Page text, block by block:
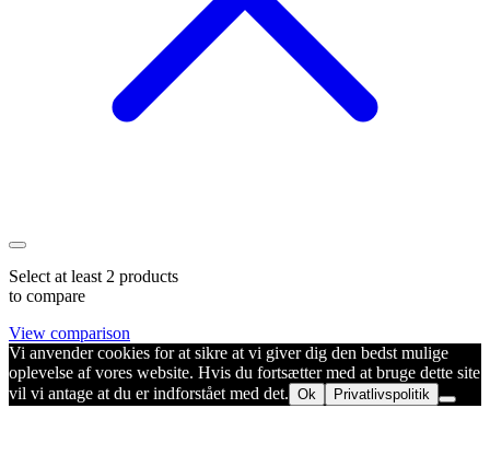
Select at least 2 products
to compare
View comparison
Vi anvender cookies for at sikre at vi giver dig den bedst mulige
oplevelse af vores website. Hvis du fortsætter med at bruge dette site
vil vi antage at du er indforstået med det. Ok Privatlivspolitik